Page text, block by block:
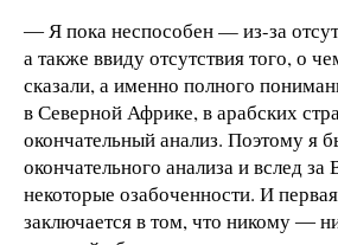
― Я пока неспособен — из-за
а также ввиду отсутствия того, о
сказали, а именно полного
в Северной Африке, в арабских
окончательный анализ. Поэтому я
окончательного анализа и вслед
некоторые озабоченности. И
заключается в том, что никому ―